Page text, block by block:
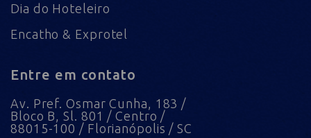
Dia do Hoteleiro
Encatho & Exprotel
Entre em contato
Av. Pref. Osmar Cunha, 183 /
Bloco B, Sl. 801 / Centro /
88015-100 / Florianópolis / SC